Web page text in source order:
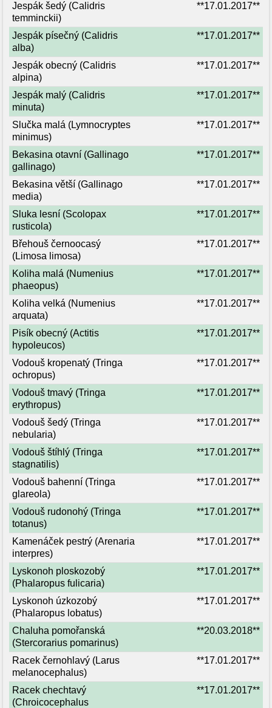
Jespák šedý (Calidris
temminckii)
**17.01.2017**
Jespák písečný (Calidris
alba)
**17.01.2017**
Jespák obecný (Calidris
alpina)
**17.01.2017**
Jespák malý (Calidris
minuta)
**17.01.2017**
Slučka malá (Lymnocryptes
minimus)
**17.01.2017**
Bekasina otavní (Gallinago
gallinago)
**17.01.2017**
Bekasina větší (Gallinago
media)
**17.01.2017**
Sluka lesní (Scolopax
rusticola)
**17.01.2017**
Břehouš černoocasý
(Limosa limosa)
**17.01.2017**
Koliha malá (Numenius
phaeopus)
**17.01.2017**
Koliha velká (Numenius
arquata)
**17.01.2017**
Pisík obecný (Actitis
hypoleucos)
**17.01.2017**
Vodouš kropenatý (Tringa
ochropus)
**17.01.2017**
Vodouš tmavý (Tringa
erythropus)
**17.01.2017**
Vodouš šedý (Tringa
nebularia)
**17.01.2017**
Vodouš štíhlý (Tringa
stagnatilis)
**17.01.2017**
Vodouš bahenní (Tringa
glareola)
**17.01.2017**
Vodouš rudonohý (Tringa
totanus)
**17.01.2017**
Kamenáček pestrý (Arenaria
interpres)
**17.01.2017**
Lyskonoh ploskozobý
(Phalaropus fulicaria)
**17.01.2017**
Lyskonoh úzkozobý
(Phalaropus lobatus)
**17.01.2017**
Chaluha pomořanská
(Stercorarius pomarinus)
**20.03.2018**
Racek černohlavý (Larus
melanocephalus)
**17.01.2017**
Racek chechtavý
(Chroicocephalus
**17.01.2017**